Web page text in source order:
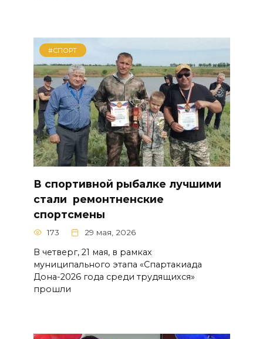
#СПОРТ
В спортивной рыбалке лучшими
стали ремонтненские
спортсмены
173 29 мая, 2026
В четверг, 21 мая, в рамках
муниципального этапа «Спартакиада
Дона-2026 года среди трудящихся»
прошли